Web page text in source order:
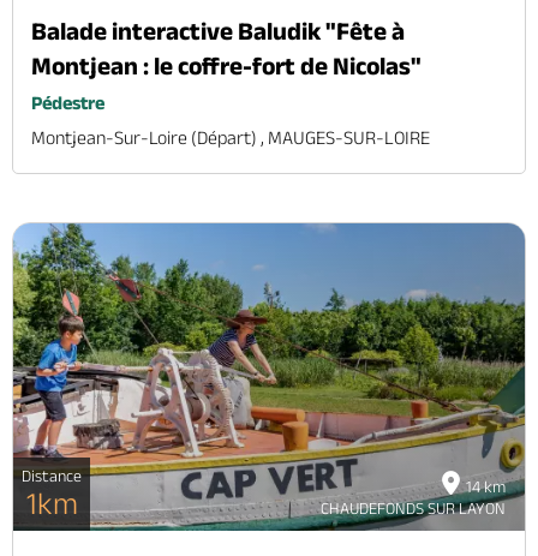
Balade interactive Baludik "Fête à
Montjean : le coffre-fort de Nicolas"
Pédestre
Montjean-Sur-Loire (départ) , MAUGES-SUR-LOIRE
14 km
CHAUDEFONDS SUR LAYON
Distance
1km